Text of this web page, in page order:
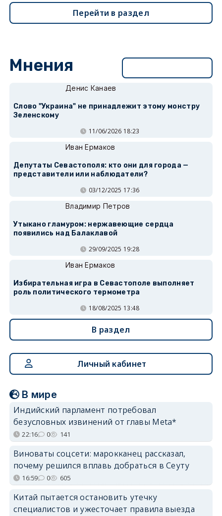
Перейти в раздел
Мнения
Денис Канаев
Слово "Украина" не принадлежит этому монстру
Зеленскому
11/06/2026 18:23
Иван Ермаков
Депутаты Севастополя: кто они для города —
представители или наблюдатели?
03/12/2025 17:36
Владимир Петров
Утыкано гламуром: нержавеющие сердца
появились над Балаклавой
29/09/2025 19:28
Иван Ермаков
Избирательная игра в Севастополе выполняет
роль политического термометра
18/08/2025 13:48
В раздел
Личный кабинет
В мире
Индийский парламент потребовал
безусловных извинений от главы Meta*
22:16 0 141
Виноваты соцсети: марокканец рассказал,
почему решился вплавь добраться в Сеуту
16:59 0 605
Китай пытается остановить утечку
специалистов и ужесточает правила выезда